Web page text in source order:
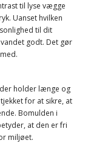
til lyse vægge
Uanset hvilken
til dit
godt. Det gør
holder længe og
for at sikre, at
Bomulden i
at den er fri
miljøet.